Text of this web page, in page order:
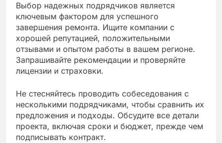
Выбор надежных подрядчиков является
ключевым фактором для успешного
завершения ремонта. Ищите компании с
хорошей репутацией, положительными
отзывами и опытом работы в вашем регионе.
Запрашивайте рекомендации и проверяйте
лицензии и страховки.
Не стесняйтесь проводить собеседования с
несколькими подрядчиками, чтобы сравнить их
предложения и подходы. Обсудите все детали
проекта, включая сроки и бюджет, прежде чем
подписывать контракт.